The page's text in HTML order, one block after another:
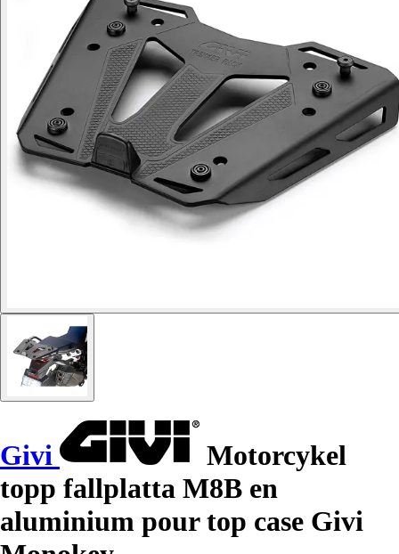
Givi
Motorcykel
topp fallplatta M8B en
aluminium pour top case Givi